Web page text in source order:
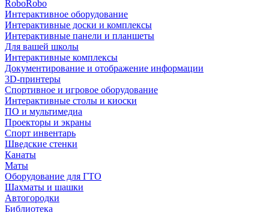
RoboRobo
Интерактивное оборудование
Интерактивные доски и комплексы
Интерактивные панели и планшеты
Для вашей школы
Интерактивные комплексы
Документирование и отображение информации
3D-принтеры
Спортивное и игровое оборудование
Интерактивные столы и киоски
ПО и мультимедиа
Проекторы и экраны
Спорт инвентарь
Шведские стенки
Канаты
Маты
Оборудование для ГТО
Шахматы и шашки
Автогородки
Библиотека